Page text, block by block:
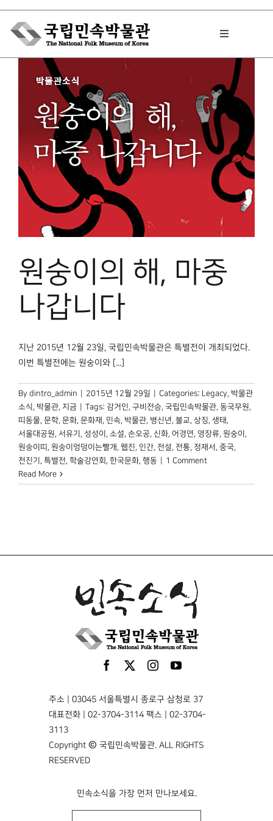
Skip
content
Toggle
박물관에서는
민속이야기
민속 인사이드
원문보기 PDF
박물관 홈페이지
원숭이의 해, 마중
나갑니다
지난 2015년 12월 23일, 국립민속박물관은 특별전이 개최되었다.
이번 특별전에는 원숭이와 [...]
By dintro_admin 2015년 12월 29일 Categories: Legacy, 박물관
소식, 박물관, 지금 Tags: 감거인, 구비전승, 국립민속박물관, 동국무원,
띠동물, 문학, 문화, 문화재 , 민속, 박물관, 병신년, 불교, 상징, 생태 ,
서울대공원, 서유기 , 성성이 , 소설, 손오공, 신화, 어경연, 영장류, 원숭이 ,
원숭이띠 , 원숭이엉덩이는빨개 , 웹진, 인간, 전설, 전통, 정재서 , 중국,
천진기 , 특별전, 학술강연회 , 한국문화, 행동
1 Comment
Read More
주소 | 03045 서울특별시 종로구 삼청로 37
대표전화 | 02-3704-3114 팩스 | 02-3704-
3113
Copyright © 국립민속박물관. ALL RIGHTS
RESERVED
민속소식을 가장 먼저 만나보세요.